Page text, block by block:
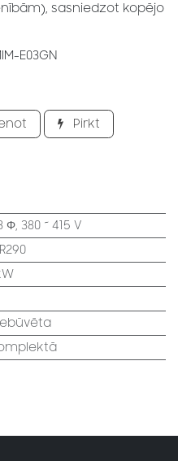
sasniedzot kopējo
E03GN
Pirkt
Φ, 380 ~ 415 V
R290